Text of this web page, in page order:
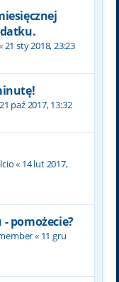
21 sty 2018, 23:23
21 paź 2017, 13:32
« 14 lut 2017,
pomożecie?
« 11 gru